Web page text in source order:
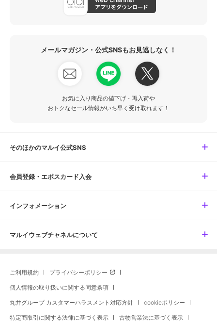
メールマガジン・公式SNSもお見逃しなく！
お気に入り商品の値下げ・再入荷や
おトクなセール情報がいち早く受け取れます！
そのほかのマルイ公式SNS
会員登録・エポスカード入会
インフォメーション
マルイウェブチャネルについて
ご利用規約 プライバシーポリシー
個人情報の取り扱いに関する同意条項
丸井グループ カスタマーハラスメント対応方針 cookieポリシー
特定商取引に関する法律に基づく表示 古物営業法に基づく表示